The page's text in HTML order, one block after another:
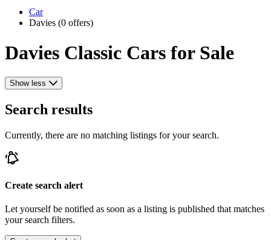
Car
Davies (0 offers)
Davies Classic Cars for Sale
Show less
Search results
Currently, there are no matching listings for your search.
Create search alert
Let yourself be notified as soon as a listing is published that matches
your search filters.